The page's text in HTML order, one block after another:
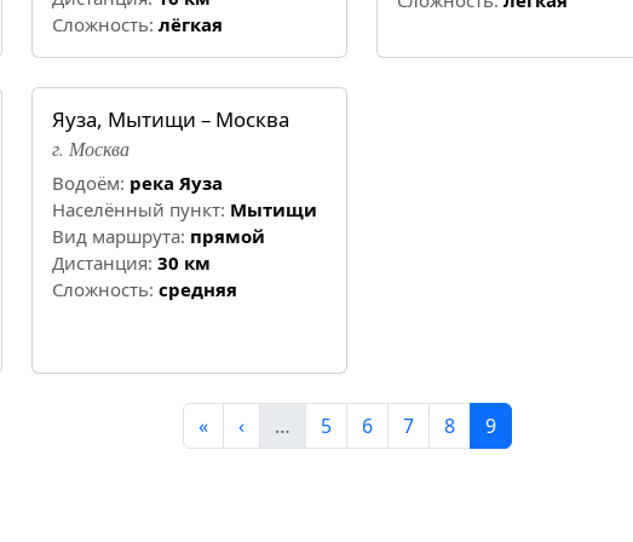
Cложность: лёгкая
Яуза, Мытищи – Москва
г. Москва
Водоём: река Яуза
Населённый пункт: Мытищи
Вид маршрута: прямой
Дистанция: 30 км
Cложность: средняя
« ‹ … 5 6 7 8 9